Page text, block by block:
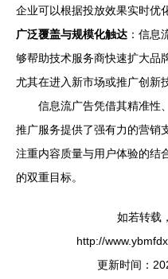
企业可以根据投放效果实时优
广泛覆盖与规模化触达 ：信息
够帮助技术服务商快速扩大品
尤其在进入新市场或推广创新
信息流广告凭借其精准性
推广服务提供了强有力的营销
注重内容质量与用户体验的结
的双重目标。
如若转载
http://
更新时间：